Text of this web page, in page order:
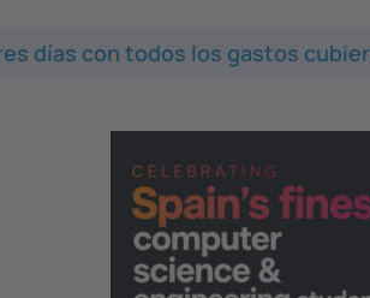
días con todos los gastos